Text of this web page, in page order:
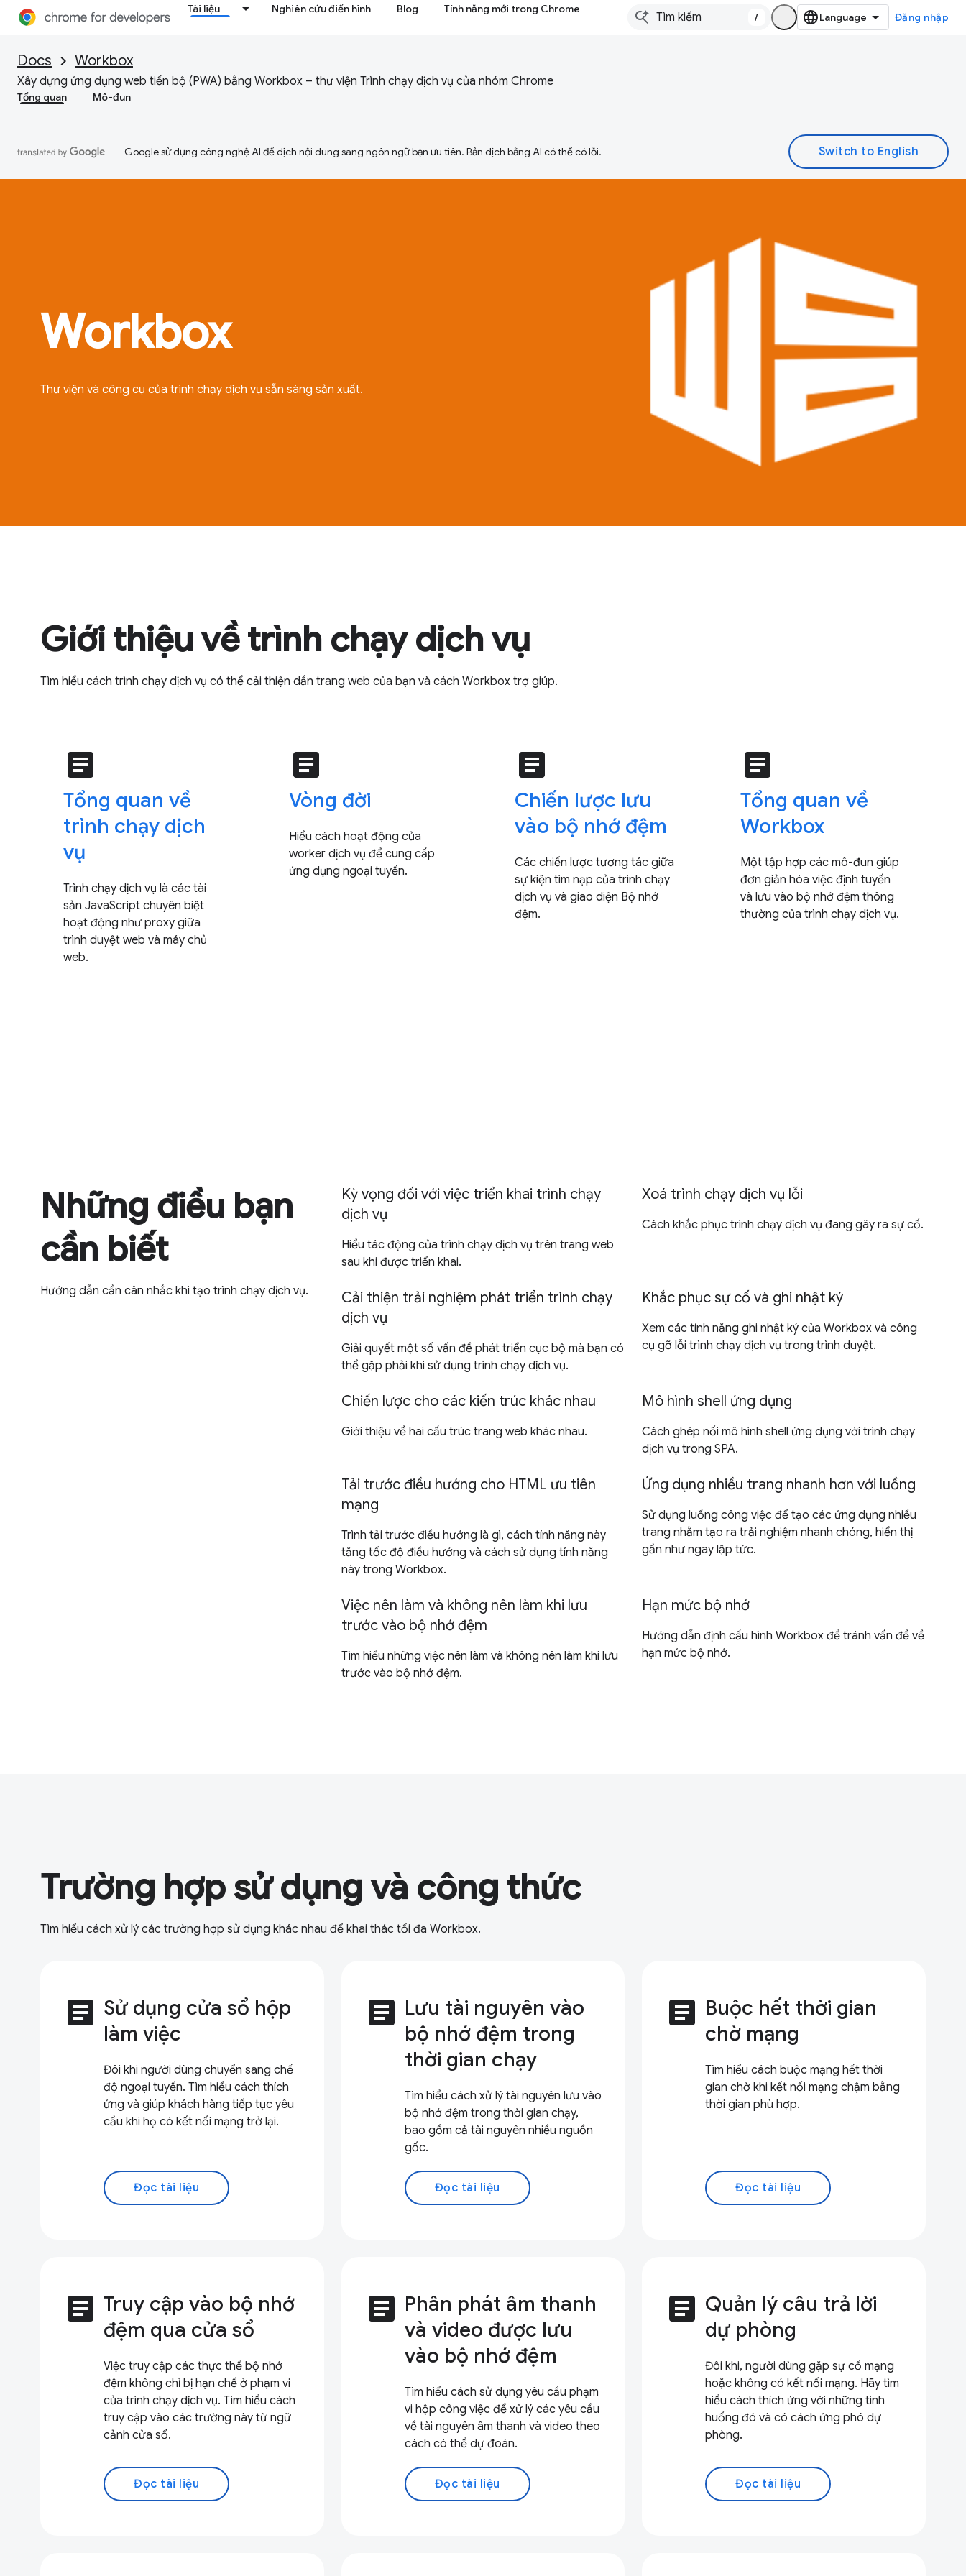
Tài liệu Nghiên cứu điển hình Blog Tính năng mới trong Chrome
/ Đăng nhập
Docs Workbox
Xây dựng ứng dụng web tiến bộ (PWA) bằng Workbox – thư viện Trình chạy dịch vụ của nhóm Chrome
Tổng quan Mô-đun
Google sử dụng công nghệ AI để dịch nội dung sang ngôn ngữ bạn ưu tiên. Bản dịch bằng AI có thể có lỗi.
Workbox
Thư viện và công cụ của trình chạy dịch vụ sẵn sàng sản xuất.
Giới thiệu về trình chạy dịch vụ
Tìm hiểu cách trình chạy dịch vụ có thể cải thiện dần trang web của bạn và cách Workbox trợ giúp.
article
Tổng quan về
trình chạy dịch
vụ
Trình chạy dịch vụ là các tài
sản JavaScript chuyên biệt
hoạt động như proxy giữa
trình duyệt web và máy chủ
web.
article
Vòng đời
Hiểu cách hoạt động của
worker dịch vụ để cung cấp
ứng dụng ngoại tuyến.
article
Chiến lược lưu
vào bộ nhớ đệm
Các chiến lược tương tác giữa
sự kiện tìm nạp của trình chạy
dịch vụ và giao diện Bộ nhớ
đệm.
article
Tổng quan về
Workbox
Một tập hợp các mô-đun giúp
đơn giản hóa việc định tuyến
và lưu vào bộ nhớ đệm thông
thường của trình chạy dịch vụ.
Những điều bạn
cần biết
Hướng dẫn cần cân nhắc khi tạo trình chạy dịch vụ.
Kỳ vọng đối với việc triển khai trình chạy
dịch vụ
Hiểu tác động của trình chạy dịch vụ trên trang web
sau khi được triển khai.
Xoá trình chạy dịch vụ lỗi
Cách khắc phục trình chạy dịch vụ đang gây ra sự cố.
Cải thiện trải nghiệm phát triển trình chạy
dịch vụ
Giải quyết một số vấn đề phát triển cục bộ mà bạn có
thể gặp phải khi sử dụng trình chạy dịch vụ.
Khắc phục sự cố và ghi nhật ký
Xem các tính năng ghi nhật ký của Workbox và công
cụ gỡ lỗi trình chạy dịch vụ trong trình duyệt.
Chiến lược cho các kiến trúc khác nhau
Giới thiệu về hai cấu trúc trang web khác nhau.
Mô hình shell ứng dụng
Cách ghép nối mô hình shell ứng dụng với trình chạy
dịch vụ trong SPA.
Tải trước điều hướng cho HTML ưu tiên
mạng
Trình tải trước điều hướng là gì, cách tính năng này
tăng tốc độ điều hướng và cách sử dụng tính năng
này trong Workbox.
Ứng dụng nhiều trang nhanh hơn với luồng
Sử dụng luồng công việc để tạo các ứng dụng nhiều
trang nhằm tạo ra trải nghiệm nhanh chóng, hiển thị
gần như ngay lập tức.
Việc nên làm và không nên làm khi lưu
trước vào bộ nhớ đệm
Tìm hiểu những việc nên làm và không nên làm khi lưu
trước vào bộ nhớ đệm.
Hạn mức bộ nhớ
Hướng dẫn định cấu hình Workbox để tránh vấn đề về
hạn mức bộ nhớ.
Trường hợp sử dụng và công thức
Tìm hiểu cách xử lý các trường hợp sử dụng khác nhau để khai thác tối đa Workbox.
article Sử dụng cửa sổ hộp
làm việc
Đôi khi người dùng chuyển sang chế
độ ngoại tuyến. Tìm hiểu cách thích
ứng và giúp khách hàng tiếp tục yêu
cầu khi họ có kết nối mạng trở lại.
Đọc tài liệu
article Lưu tài nguyên vào
bộ nhớ đệm trong
thời gian chạy
Tìm hiểu cách xử lý tài nguyên lưu vào
bộ nhớ đệm trong thời gian chạy,
bao gồm cả tài nguyên nhiều nguồn
gốc.
Đọc tài liệu
article Buộc hết thời gian
chờ mạng
Tìm hiểu cách buộc mạng hết thời
gian chờ khi kết nối mạng chậm bằng
thời gian phù hợp.
Đọc tài liệu
article Truy cập vào bộ nhớ
đệm qua cửa sổ
Việc truy cập các thực thể bộ nhớ
đệm không chỉ bị hạn chế ở phạm vi
của trình chạy dịch vụ. Tìm hiểu cách
truy cập vào các trường này từ ngữ
cảnh cửa sổ.
Đọc tài liệu
article Phân phát âm thanh
và video được lưu
vào bộ nhớ đệm
Tìm hiểu cách sử dụng yêu cầu phạm
vi hộp công việc để xử lý các yêu cầu
về tài nguyên âm thanh và video theo
cách có thể dự đoán.
Đọc tài liệu
article Quản lý câu trả lời
dự phòng
Đôi khi, người dùng gặp sự cố mạng
hoặc không có kết nối mạng. Hãy tìm
hiểu cách thích ứng với những tình
huống đó và có cách ứng phó dự
phòng.
Đọc tài liệu